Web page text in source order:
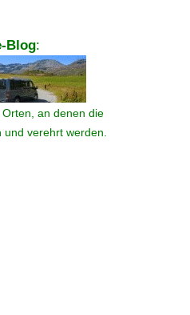
Blog:
an denen die
und verehrt werden.